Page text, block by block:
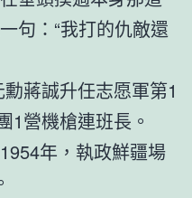
句：“我打的仇敵還
蔣誠升任志愿軍第1
1營機槍連班長。
年，執政鮮疆場